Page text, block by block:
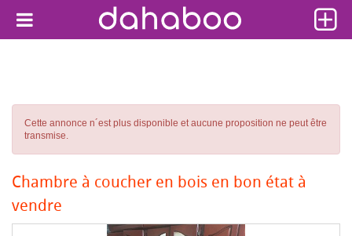
Cette annonce n´est plus disponible et aucune proposition ne peut être
transmise.
Chambre à coucher en bois en bon état à
vendre